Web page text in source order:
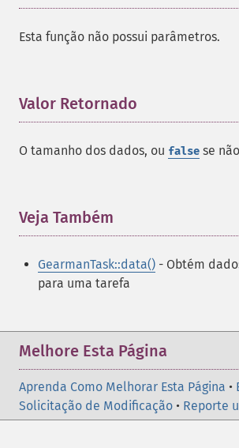
Esta função não possui parâmetros.
Valor Retornado
O tamanho dos dados, ou false se
Veja Também
GearmanTask::data() - Obtém
para uma tarefa
Melhore Esta Página
Aprenda Como Melhorar Esta Página •
Solicitação de Modificação • Reporte